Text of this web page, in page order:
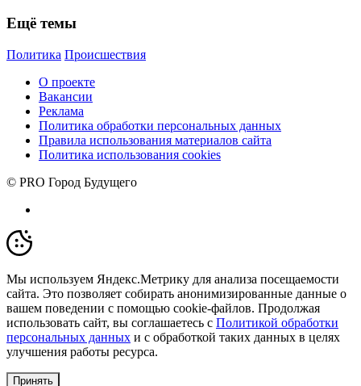
Ещё темы
Политика Происшествия
О проекте
Вакансии
Реклама
Политика обработки персональных данных
Правила использования материалов сайта
Политика использования cookies
© PRO Город Будущего
Мы используем Яндекс.Метрику для анализа посещаемости
сайта. Это позволяет собирать анонимизированные данные о
вашем поведении с помощью cookie-файлов. Продолжая
использовать сайт, вы соглашаетесь с Политикой обработки
персональных данных и с обработкой таких данных в целях
улучшения работы ресурса.
Принять